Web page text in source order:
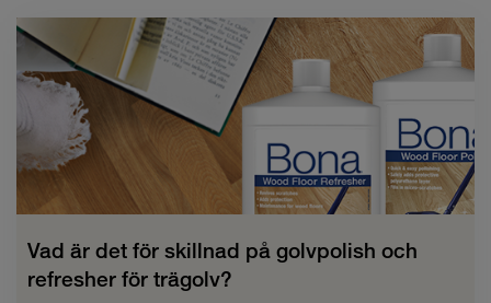
Vad är det för skillnad på golvpolish och
refresher för trägolv?